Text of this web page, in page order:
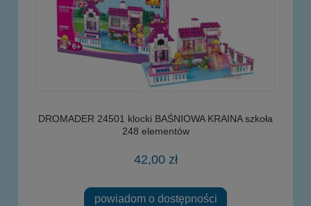
DROMADER 24501 klocki BAŚNIOWA KRAINA szkoła
248 elementów
42,00 zł
powiadom o dostępności